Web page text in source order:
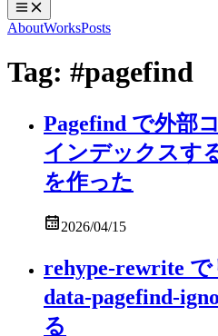
AboutWorksPosts
Tag: #pagefind
Pagefind で外部
インデックスす
を作った
2026/04/15
rehype-rewrite
data-pagefind-
る